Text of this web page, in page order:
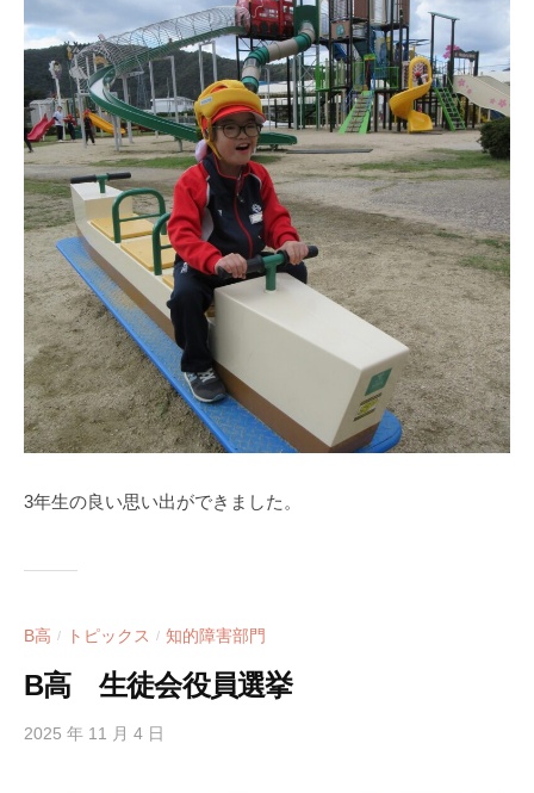
3年生の良い思い出ができました。
B高 / トピックス / 知的障害部門
B高 生徒会役員選挙
2025 年 11 月 4 日